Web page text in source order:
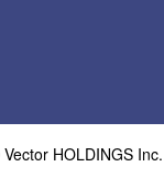
HOLDINGS Inc.